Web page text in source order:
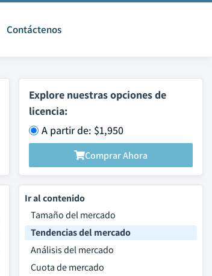
Contáctenos
Explore nuestras opciones de
licencia:
A partir de: $1,950
Comprar Ahora
Ir al contenido
Tamaño del mercado
Tendencias del mercado
Análisis del mercado
Cuota de mercado